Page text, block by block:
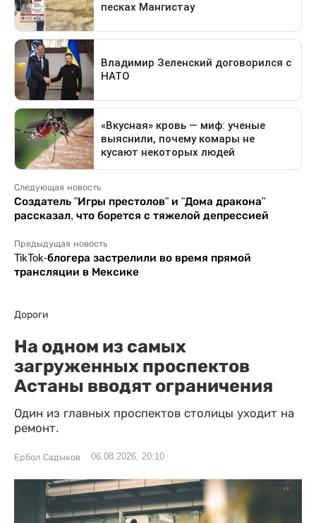
Следующая новость
Создатель "Игры престолов" и "Дома дракона"
рассказал, что борется с тяжелой депрессией
Предыдущая новость
TikTok-блогера застрелили во время прямой
трансляции в Мексике
Дороги
На одном из самых
загруженных проспектов
Астаны вводят ограничения
Один из главных проспектов столицы уходит на
ремонт.
Ербол Садыков 06.08.2026, 20:10